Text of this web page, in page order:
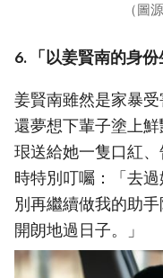
（圖
6. 「以姜賢南的身份
姜賢南雖然是家暴
還夢想下輩子塗上
珢送給她一隻口紅
時特別叮囑：「去
別再繼續做我的助
開朗地過日子。」